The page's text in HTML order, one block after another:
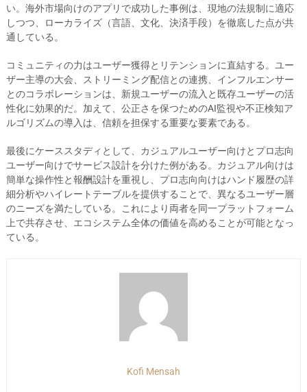
い。海外市場向けのアプリで成功した事例は、現地の法規制に適応
しつつ、ローカライズ（言語、文化、決済手段）を徹底した点が共
通している。
コミュニティの力はユーザー獲得とリテンションに直結する。ユー
ザー主導の大会、ストリーミング配信との連携、インフルエンサー
とのコラボレーションは、新規ユーザーの流入と既存ユーザーの活
性化に効果的だ。加えて、公正さを保つためのAI監視や不正検知ア
ルゴリズムの導入は、信頼を担保する重要な要素である。
最後にケーススタディとして、カジュアルユーザー向けとプロ志向
ユーザー向けでサービス設計を分けた例がある。カジュアル向けは
簡単な操作性と報酬設計を重視し、プロ志向向けはハンド履歴の詳
細分析やハイレートテーブルを提供することで、異なるユーザー層
のニーズを満たしている。これにより両者を同一プラットフォーム
上で共存させ、エコシステム全体の価値を高めることが可能となっ
ている。
Kofi Mensah